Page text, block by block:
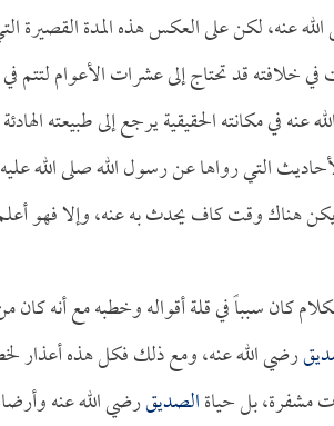
عنه، لكن على العكس هذه المدة القصيرة
خلافته قد تحتاج إلى عشرات الأعوام لتتم
عنه في مكانته الحقيقية يرجع إلى طبيعته
التي رواها عن رسول الله صلى الله
هناك وقت كاف يحدث به عنه، وإلا فهو
كان سبباً في قلة أقواله وخطبه مع أنه
رضي الله عنه، ومع ذلك فكل هذه أعذار
مشفرة، بل حياةالصديقرضي الله عنه